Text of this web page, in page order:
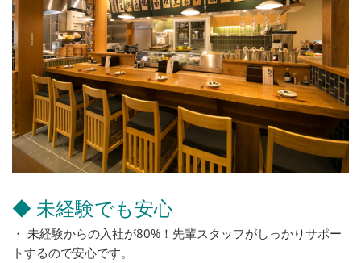
◆ 未経験でも安心
・ 未経験からの入社が80%！先輩スタッフがしっかりサポー
トするので安心です。